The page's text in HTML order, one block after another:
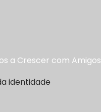
a Crescer com Amigos
identidade